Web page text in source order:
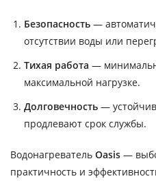
Безопасность —
отсутствии воды или
Тихая работа —
максимальной нагрузке.
Долговечность —
продлевают срок службы.
Водонагреватель Oasis —
практичность и